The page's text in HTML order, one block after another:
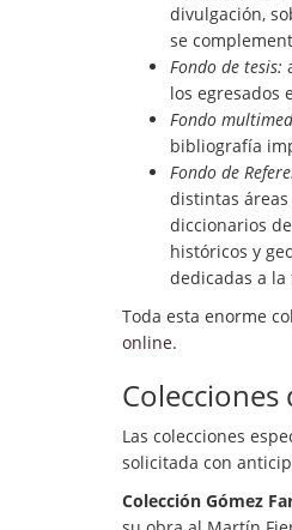
divulgación,
se
Fondo de tesis:
los egresados
Fondo
bibliografía
Fondo de
distintas
diccionarios
históricos y
dedicadas a la
Toda esta enorme
online.
Las colecciones
solicitada con
Colección Gómez